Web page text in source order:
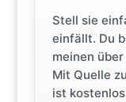
Stell sie
einfällt. Du
meinen
Mit Quelle
ist